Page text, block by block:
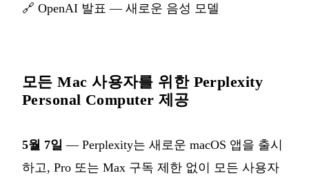
🔗 OpenAI 발표 — 새로운 음성 모델
모든 Mac 사용자를 위한 Perplexity
Personal Computer 제공
5월 7일 — Perplexity는 새로운 macOS 앱을 출시
하고, Pro 또는 Max 구독 제한 없이 모든 사용자